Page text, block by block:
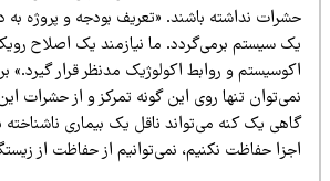
نداشته باشند. «تعریف بودجه و پروژه به
سیستم برمی‌گردد. ما نیازمند یک اصلاح رویکرد
و روابط اکولوژیک مدنظر قرار گیرد.» برای
تنها روی این گونه تمرکز و از حشرات این
یک کنه می‌تواند ناقل یک بیماری ناشناخته باشد.
حفاظت نکنیم، نمی‌توانیم از حفاظت از زیستگاه